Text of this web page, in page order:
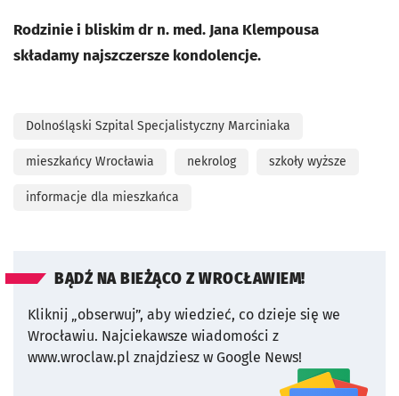
Rodzinie i bliskim dr n. med. Jana Klempousa
składamy najszczersze kondolencje.
Dolnośląski Szpital Specjalistyczny Marciniaka
mieszkańcy Wrocławia nekrolog szkoły wyższe
informacje dla mieszkańca
BĄDŹ NA BIEŻĄCO Z WROCŁAWIEM!
Kliknij „obserwuj”, aby wiedzieć, co dzieje się we
Wrocławiu. Najciekawsze wiadomości z
www.wroclaw.pl znajdziesz w Google News!